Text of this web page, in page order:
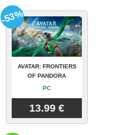
AVATAR: FRONTIERS
OF PANDORA
PC
13.99 €
-53%